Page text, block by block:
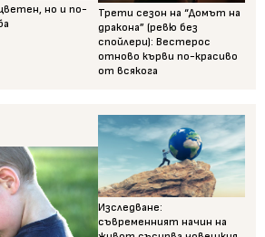
но и по-
Трети сезон на “Домът на
дракона” (ревю без
спойлери): Вестерос
отново кърви по-красиво
от всякога
Изследване:
съвременният начин на